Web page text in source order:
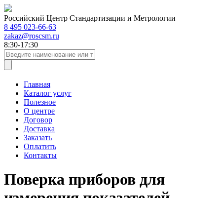
Российский Центр Стандартизации и Метрологии
8 495 023-66-63
zakaz@roscsm.ru
8:30-17:30
Главная
Каталог услуг
Полезное
О центре
Договор
Доставка
Заказать
Оплатить
Контакты
Поверка приборов для